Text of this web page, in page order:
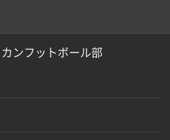
ンフットボール部